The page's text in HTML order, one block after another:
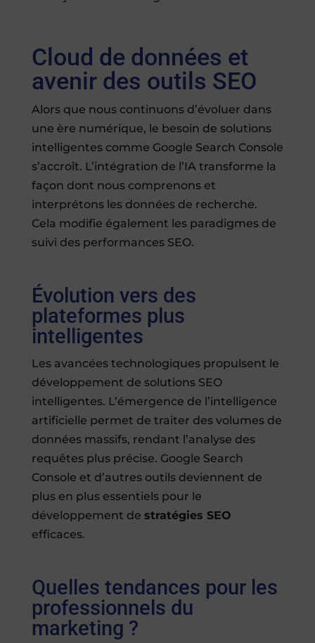
Cloud de données et
avenir des outils SEO
Alors que nous continuons d’évoluer dans
une ère numérique, le besoin de solutions
intelligentes comme Google Search Console
s’accroît. L’intégration de l’IA transforme la
façon dont nous comprenons et
interprétons les données de recherche.
Cela modifie également les paradigmes de
suivi des performances SEO.
Évolution vers des
plateformes plus
intelligentes
Les avancées technologiques propulsent le
développement de solutions SEO
intelligentes. L’émergence de l’intelligence
artificielle permet de traiter des volumes de
données massifs, rendant l’analyse des
requêtes plus précise. Google Search
Console et d’autres outils deviennent de
plus en plus essentiels pour le
développement de stratégies SEO
efficaces.
Quelles tendances pour les
professionnels du
marketing ?